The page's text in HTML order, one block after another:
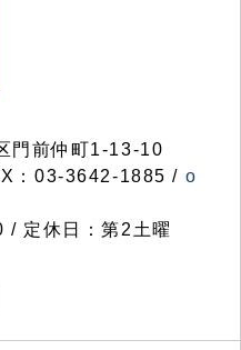
門前仲町1-13-10
：03-3642-1885 / o
/ 定休日：第2土曜